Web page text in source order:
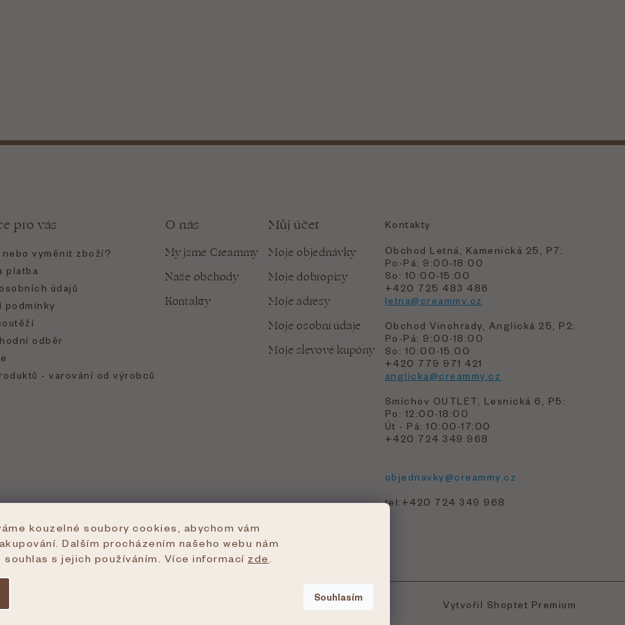
kouzelné soubory cookies, abychom vám
Dalším procházením našeho webu nám
souhlas s jejich používáním. Více informací zde
Souhlasím
pro vás
vyměnit zboží?
platba
údajů
podmínky
odběr
- varování od výrobců
O nás
My jsme Creammy
Naše obchody
Kontakty
Můj účet
Moje objednávky
Moje dobropisy
Moje adresy
Moje osobní údaje
Moje slevové kupóny
Kontakty
Obchod Letná, Kamenická 25, P7:
Po-Pá: 9:00-18:00
So: 10:00-15:00
+420 725 483 486
letna@creammy.cz
Obchod Vinohrady, Anglická 25, P2:
Po-Pá: 9:00-18:00
So: 10:00-15:00
+420 779 971 421
anglicka@creammy.cz
Smíchov OUTLET, Lesnická 6, P5:
Po: 12:00-18:00
Út - Pá: 10:00-17:00
+420 724 349 968
objednavky@creammy.cz
tel:+420 724 349 968
Vytvořil Shoptet Premium